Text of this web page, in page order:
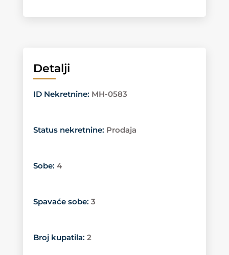
Detalji
ID Nekretnine: MH-0583
Status nekretnine: Prodaja
Sobe: 4
Spavaće sobe: 3
Broj kupatila: 2